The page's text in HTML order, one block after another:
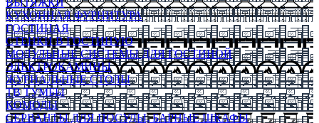
ВЫТЯЖКИ
КУХОННАЯ ФУРНИТУРА
ГОСТИНАЯ
СТЕНКИ В ГОСТИНУЮ
МОДУЛЬНЫЕ СИСТЕМЫ ДЛЯ ГОСТИНОЙ
ЭЛЕКТРОКАМИНЫ
ЖУРНАЛЬНЫЕ СТОЛЫ
ТВ ТУМБЫ
КОМОДЫ
СЕРВАНТЫ ДЛЯ ПОСУДЫ, БАРНЫЕ ШКАФЫ